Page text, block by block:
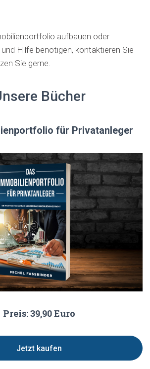
aufbauen oder
Hilfe benötigen, kontaktieren Sie
Sie gerne.
Bücher
für Privatanleger
Preis: 39,90 Euro
Jetzt kaufen